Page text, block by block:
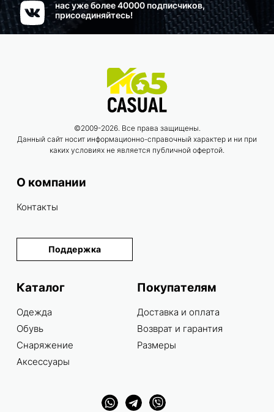
нас уже более 40000 подписчиков,
присоединяйтесь!
©2009-2026. Все права защищены.
Данный сайт носит информационно-справочный характер и ни при
каких условиях не является публичной офертой.
О компании
Контакты
Поддержка
Каталог
Одежда
Обувь
Снаряжение
Аксессуары
Покупателям
Доставка и оплата
Возврат и гарантия
Размеры